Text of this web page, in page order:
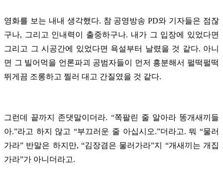
영화를 보는 내내 생각했다. 참 공영방송 PD와 기자들은 점잖
구나, 그리고 인내력이 출중하구나. 내가 그 입장에 있었다면
그리고 그 시공간에 있었다면 욕설부터 날렸을 것 같다. 아니
면 그 빌어먹을 언론파괴 공범자들이 먼저 흥분해서 펄떡펄떡
뛰게끔 조롱하고 찔러 대고 간질였을 것 같다.
그런데 끝까지 존댓말이더라. “쪽팔린 줄 알아라 똥개새끼들
아.”라고 하지 않고 “부끄러운 줄 아십시오.”더라고. 뭐 “물러
가라” 반말은 하지만, “김장겸은 물러가라”지 “개새끼는 개집
가라”가 아니더라고.